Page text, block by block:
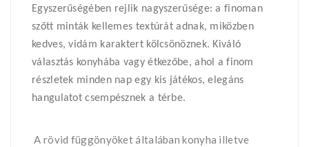
Egyszerűségében rejlik nagyszerűsége: a finoman
szőtt minták kellemes textúrát adnak, miközben
kedves, vidám karaktert kölcsönöznek. Kiváló
választás konyhába vagy étkezőbe, ahol a finom
részletek minden nap egy kis játékos, elegáns
hangulatot csempésznek a térbe.
A rövid függönyöket általában konyha illetve